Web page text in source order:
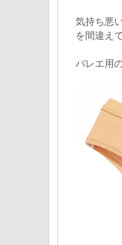
気持ち悪
を間違え
バレエ用